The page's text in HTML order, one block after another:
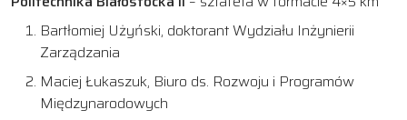
Bartłomiej Użyński, doktorant Wydziału Inżynierii
Zarządzania
Maciej Łukaszuk, Biuro ds. Rozwoju i Programów
Międzynarodowych